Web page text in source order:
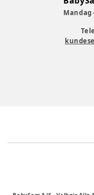
Mandag